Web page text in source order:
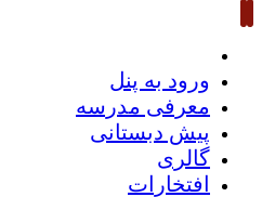
ورود به پنل
معرفی مدرسه
پیش دبستانی
گالری
افتخارات